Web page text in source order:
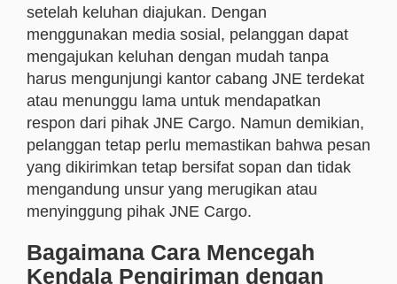
setelah keluhan diajukan. Dengan
menggunakan media sosial, pelanggan dapat
mengajukan keluhan dengan mudah tanpa
harus mengunjungi kantor cabang JNE terdekat
atau menunggu lama untuk mendapatkan
respon dari pihak JNE Cargo. Namun demikian,
pelanggan tetap perlu memastikan bahwa pesan
yang dikirimkan tetap bersifat sopan dan tidak
mengandung unsur yang merugikan atau
menyinggung pihak JNE Cargo.
Bagaimana Cara Mencegah
Kendala Pengiriman dengan